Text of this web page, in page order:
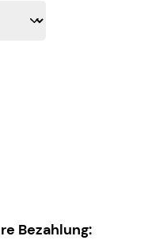
Bezahlung: